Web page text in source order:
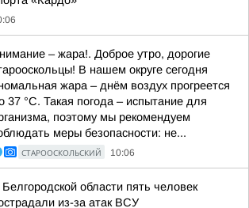
– жара!. Доброе утро, дорогие
В нашем округе сегодня
жара – днём воздух прогреется
37 °C. Такая погода – испытание для
поэтому мы рекомендуем
меры безопасности: не...
СТАРООСКОЛЬСКИЙ 10:06
области пять человек
из-за атак ВСУ